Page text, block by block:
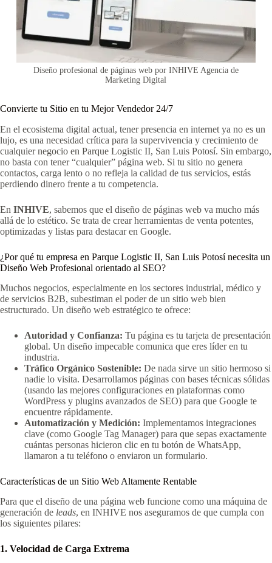
Diseño profesional de páginas web por INHIVE Agencia de
Marketing Digital
Convierte tu Sitio en tu Mejor Vendedor 24/7
En el ecosistema digital actual, tener presencia en internet ya no es un
lujo, es una necesidad crítica para la supervivencia y crecimiento de
cualquier negocio en Parque Logistic II, San Luis Potosí. Sin embargo,
no basta con tener “cualquier” página web. Si tu sitio no genera
contactos, carga lento o no refleja la calidad de tus servicios, estás
perdiendo dinero frente a tu competencia.
En INHIVE, sabemos que el diseño de páginas web va mucho más
allá de lo estético. Se trata de crear herramientas de venta potentes,
optimizadas y listas para destacar en Google.
¿Por qué tu empresa en Parque Logistic II, San Luis Potosí necesita un
Diseño Web Profesional orientado al SEO?
Muchos negocios, especialmente en los sectores industrial, médico y
de servicios B2B, subestiman el poder de un sitio web bien
estructurado. Un diseño web estratégico te ofrece:
Autoridad y Confianza: Tu página es tu tarjeta de presentación
global. Un diseño impecable comunica que eres líder en tu
industria.
Tráfico Orgánico Sostenible: De nada sirve un sitio hermoso si
nadie lo visita. Desarrollamos páginas con bases técnicas sólidas
(usando las mejores configuraciones en plataformas como
WordPress y plugins avanzados de SEO) para que Google te
encuentre rápidamente.
Automatización y Medición: Implementamos integraciones
clave (como Google Tag Manager) para que sepas exactamente
cuántas personas hicieron clic en tu botón de WhatsApp,
llamaron a tu teléfono o enviaron un formulario.
Características de un Sitio Web Altamente Rentable
Para que el diseño de una página web funcione como una máquina de
generación de leads, en INHIVE nos aseguramos de que cumpla con
los siguientes pilares:
1. Velocidad de Carga Extrema